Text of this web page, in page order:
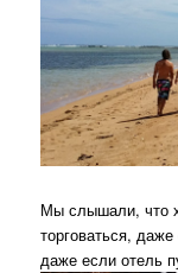
Мы слышали, что
торговаться,
даже если отель